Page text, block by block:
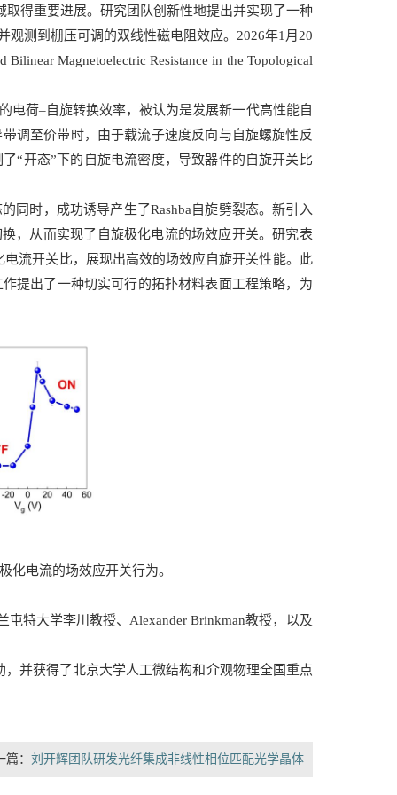
取得重要进展。研究团队创新性地提出并实现了一种
测到栅压可调的双线性磁电阻效应。2026年1月 20
Magnetoelectric Resistance in the Topological
电荷–自旋转换效率，被认为是发展新一代高性能自
调至价带时，由于载流子速度反向与自旋螺旋性 反
“开态”下的自旋电流密度，导致器件的自旋开关比
的同时，成功诱导产生了Rashba自旋劈裂态。新引入
，从而实现了自旋极化电流的场效应开关。研究表
电流开关比，展现出高效的场效应自旋开关性能。此
提出了一种切实可行的拓扑材料表面工程策略，为
化电流的场效应开关行为。
特大学李川教授、Alexander Brinkman教授，以及
并获得了北京大学人工微结构和介观物理全国重点
篇： 刘开辉团队研发光纤集成非线性相位匹配光学晶体